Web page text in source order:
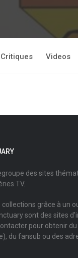
Critiques Videos
des sites
TV.
grâce à un
sont des sites
pour obtenir
du fansub ou des